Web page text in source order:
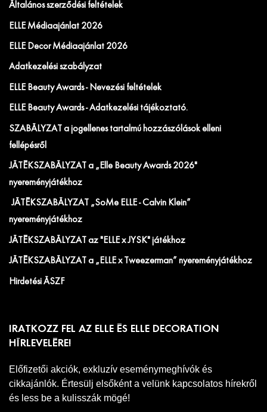
Általános szerződési feltételek
ELLE Médiaajánlat 2026
ELLE Decor Médiaajánlat 2026
Adatkezelési szabályzat
ELLE Beauty Awards - Nevezési feltételek
ELLE Beauty Awards - Adatkezelési tájékoztató.
SZABÁLYZAT a jogellenes tartalmú hozzászólások elleni
fellépésről
JÁTÉKSZABÁLYZAT a „Elle Beauty Awards 2026"
nyereményjátékhoz
JÁTÉKSZABÁLYZAT „SoMe ELLE - Calvin Klein”
nyereményjátékhoz
JÁTÉKSZABÁLYZAT az "ELLE x JYSK" játékhoz
JÁTÉKSZABÁLYZAT a „ELLE x Tweezerman” nyereményjátékhoz
Hirdetési ÁSZF
IRATKOZZ FEL AZ ELLE ÉS ELLE DECORATION
HÍRLEVELÉRE!
Előfizetői akciók, exkluzív eseménymeghívók és
cikkajánlók. Értesülj elsőként a velünk kapcsolatos hírekről
és less be a kulisszák mögé!